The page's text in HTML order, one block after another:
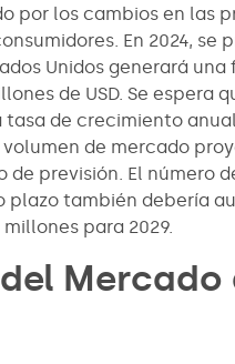
por los cambios en las
En 2024, se
Unidos generará
de USD. Se espera
de crecimiento anual
volumen de mercado
de previsión. El número
plazo también debería
para 2029.
Mercado